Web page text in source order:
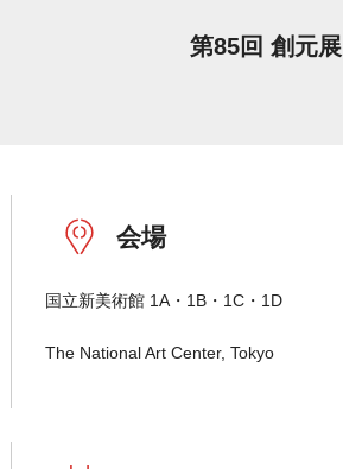
第85回 創元展
会場
国立新美術館 1A・1B・1C・1D
The National Art Center, Tokyo